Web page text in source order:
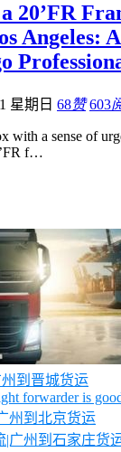
20’FR
Angeles:
星期日 68赞 603
with a sense of
f…
到晋城货运
forwarder is
州到北京货运
|广州到石家庄货